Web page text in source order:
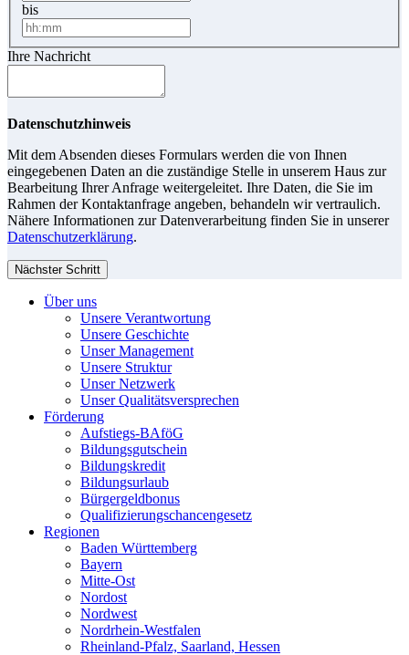
bis
Ihre Nachricht
Datenschutzhinweis
Mit dem Absenden dieses Formulars werden die von Ihnen
eingegebenen Daten an die zuständige Stelle in unserem Haus zur
Bearbeitung Ihrer Anfrage weitergeleitet. Ihre Daten, die Sie im
Rahmen der Kontaktanfrage angeben, behandeln wir vertraulich.
Nähere Informationen zur Datenverarbeitung finden Sie in unserer
Datenschutzerklärung.
Nächster Schritt
Über uns
Unsere Verantwortung
Unsere Geschichte
Unser Management
Unsere Struktur
Unser Netzwerk
Unser Qualitätsversprechen
Förderung
Aufstiegs-BAföG
Bildungsgutschein
Bildungskredit
Bildungsurlaub
Bürgergeldbonus
Qualifizierungschancengesetz
Regionen
Baden Württemberg
Bayern
Mitte-Ost
Nordost
Nordwest
Nordrhein-Westfalen
Rheinland-Pfalz, Saarland, Hessen